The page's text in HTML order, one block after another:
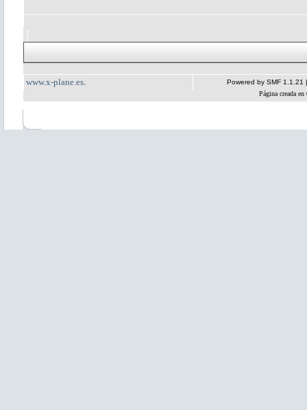
www.x-plane.es Powered by SMF 1.1.21
Página creada